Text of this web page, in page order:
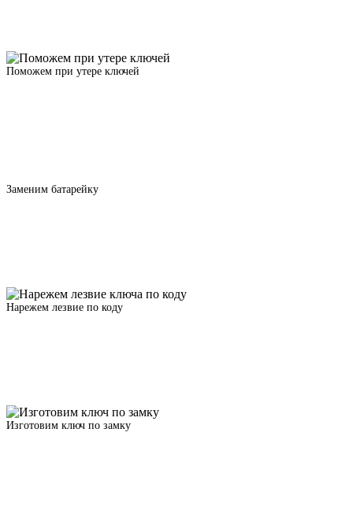
Поможем при утере ключей
Заменим батарейку
Нарежем лезвие по коду
Изготовим ключ по замку